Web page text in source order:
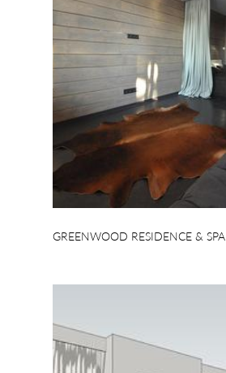
GREENWOOD RESIDENCE & SPA